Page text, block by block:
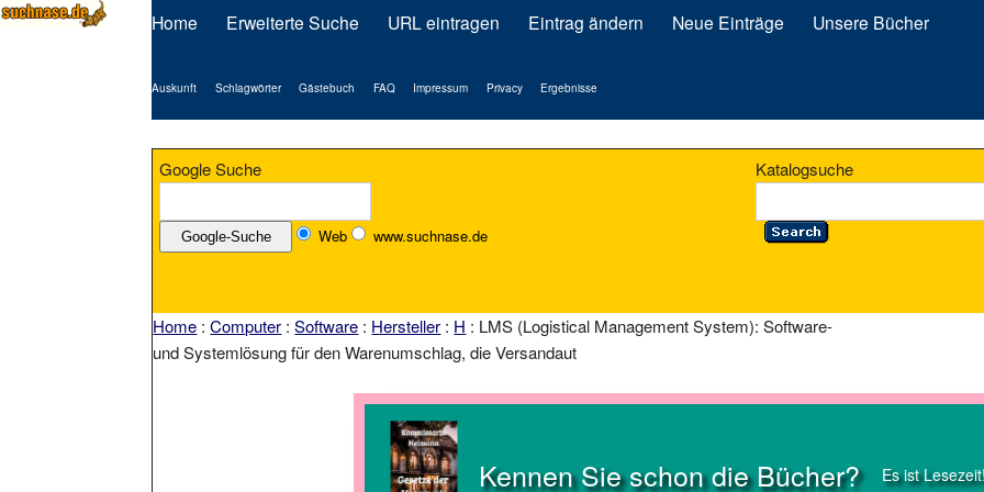
Home Erweiterte Suche URL eintragen Eintrag ändern Neue Einträge Unsere Bücher
Auskunft Schlagwörter Gästebuch FAQ Impressum Privacy Ergebnisse
Google Suche
Web www.suchnase.de
Katalogsuche
Home :Computer :Software : Hersteller : H : LMS (Logistical Management System): Software-
und Systemlösung für den Warenumschlag, die Versandaut
Kennen Sie schon die Bücher? Es ist